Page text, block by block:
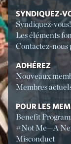
SYNDIQUEZ-
Syndiquez-vous!
Les éléments
Contactez-nous
ADHÉREZ
Nouveaux
Membres
POUR LES
Benefit
#Not Me—A
Misconduct